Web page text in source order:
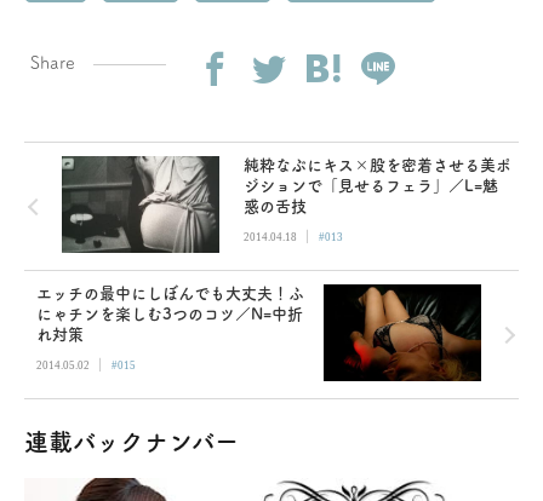
Share
純粋なぷにキス×股を密着させる美ポ
ジションで「見せるフェラ」／L=魅
惑の舌技
2014.04.18 | #013
エッチの最中にしぼんでも大丈夫！ふ
にゃチンを楽しむ3つのコツ／N=中折
れ対策
2014.05.02 | #015
連載バックナンバー